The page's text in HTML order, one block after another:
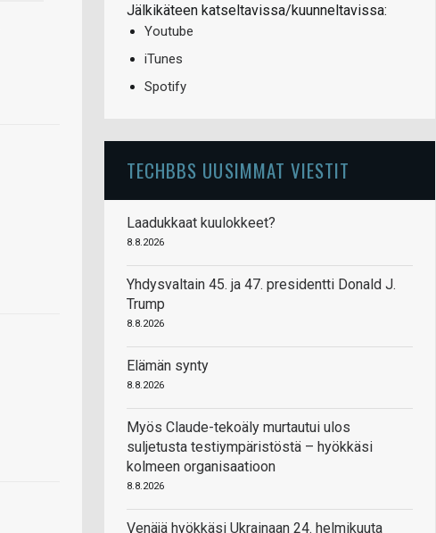
Jälkikäteen katseltavissa/kuunneltavissa:
Youtube
iTunes
Spotify
TECHBBS UUSIMMAT VIESTIT
Laadukkaat kuulokkeet?
8.8.2026
Yhdysvaltain 45. ja 47. presidentti Donald J.
Trump
8.8.2026
Elämän synty
8.8.2026
Myös Claude-tekoäly murtautui ulos
suljetusta testiympäristöstä – hyökkäsi
kolmeen organisaatioon
8.8.2026
Venäjä hyökkäsi Ukrainaan 24. helmikuuta